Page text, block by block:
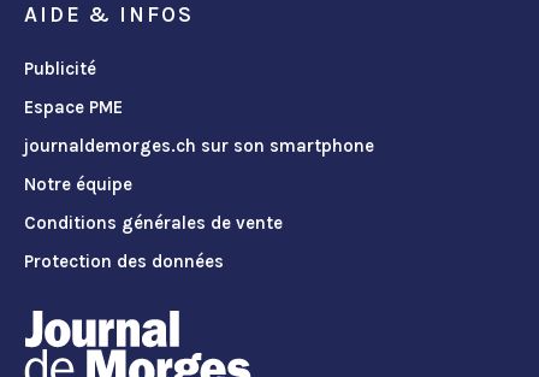
AIDE & INFOS
Publicité
Espace PME
journaldemorges.ch sur son smartphone
Notre équipe
Conditions générales de vente
Protection des données